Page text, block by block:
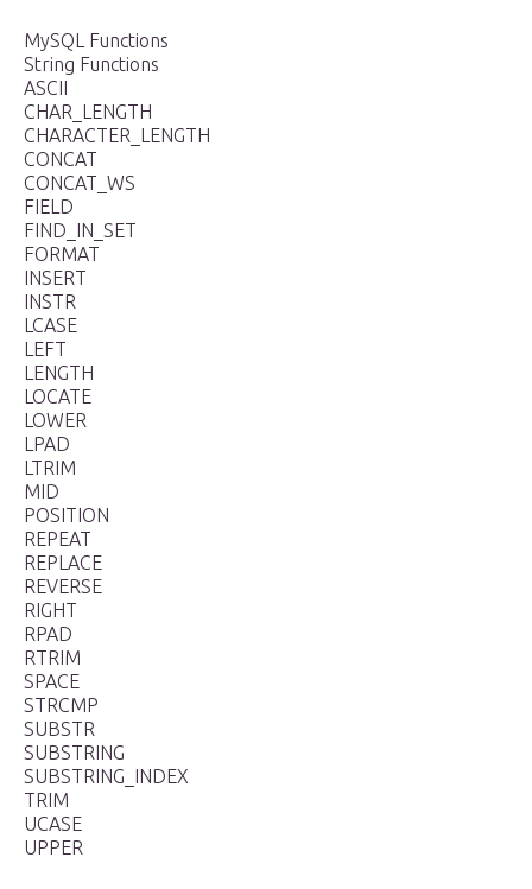
MySQL Functions
String Functions
ASCII
CHAR_LENGTH
CHARACTER_LENGTH
CONCAT
CONCAT_WS
FIELD
FIND_IN_SET
FORMAT
INSERT
INSTR
LCASE
LEFT
LENGTH
LOCATE
LOWER
LPAD
LTRIM
MID
POSITION
REPEAT
REPLACE
REVERSE
RIGHT
RPAD
RTRIM
SPACE
STRCMP
SUBSTR
SUBSTRING
SUBSTRING_INDEX
TRIM
UCASE
UPPER